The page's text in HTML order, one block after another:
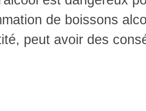
de boissons
peut avoir des